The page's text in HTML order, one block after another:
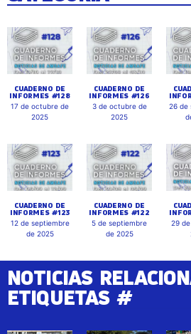
CUADERNO DE
INFORMES #128
17 de octubre de
2025
CUADERNO DE
INFORMES #126
3 de octubre de
2025
26 de
CUADERNO DE
INFORMES #123
12 de septiembre
de 2025
CUADERNO DE
INFORMES #122
5 de septiembre
de 2025
29
NOTICIAS
ETIQUETAS #